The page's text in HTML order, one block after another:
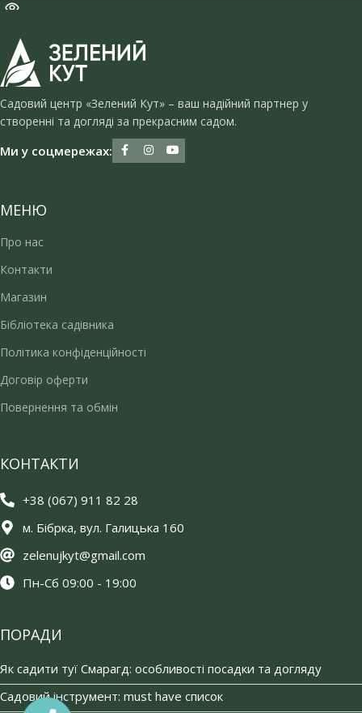
Садовий центр «Зелений Кут» – ваш надійний партнер у
створенні та догляді за прекрасним садом.
Ми у соцмережах:
МЕНЮ
Про нас
Контакти
Магазин
Бібліотека садівника
Політика конфіденційності
Договір оферти
Повернення та обмін
КОНТАКТИ
+38 (067) 911 82 28
м. Бібрка, вул. Галицька 160
zelenujkyt@gmail.com
Пн-Сб 09:00 - 19:00
ПОРАДИ
Як садити туї Смарагд: особливості посадки та догляду
Садовий інструмент: must have список